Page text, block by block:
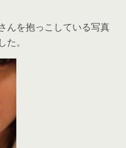
んを抱っこしている写真
。